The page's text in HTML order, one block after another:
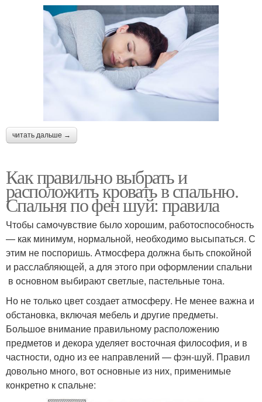
читать дальше →
Как правильно выбрать и
расположить кровать в спальню.
Спальня по фен шуй: правила
Чтобы самочувствие было хорошим, работоспособность
— как минимум, нормальной, необходимо высыпаться. С
этим не поспоришь. Атмосфера должна быть спокойной
и расслабляющей, а для этого при оформлении спальни
в основном выбирают светлые, пастельные тона.
Но не только цвет создает атмосферу. Не менее важна и
обстановка, включая мебель и другие предметы.
Большое внимание правильному расположению
предметов и декора уделяет восточная философия, и в
частности, одно из ее направлений — фэн-шуй. Правил
довольно много, вот основные из них, применимые
конкретно к спальне: